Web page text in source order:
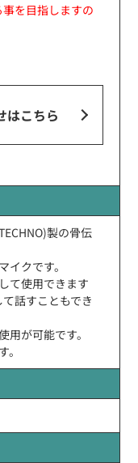
を目指しますの
はこちら
製の骨伝
クです。
て使用できます
話すこともでき
が可能です。